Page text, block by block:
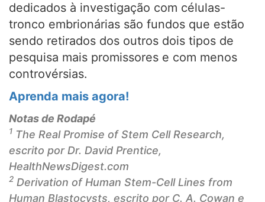
dedicados à investigação com células-
tronco embrionárias são fundos que estão
sendo retirados dos outros dois tipos de
pesquisa mais promissores e com menos
controvérsias.
Aprenda mais agora!
Notas de Rodapé
1 The Real Promise of Stem Cell Research,
escrito por Dr. David Prentice,
HealthNewsDigest.com
2 Derivation of Human Stem-Cell Lines from
Human Blastocysts, escrito por C. A. Cowan e